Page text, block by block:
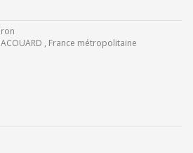
, France métropolitaine